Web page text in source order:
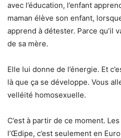
avec l’éducation, l’enfant
maman élève son enfant,
apprend à détester. Parce qu’il
de sa mère.
Elle lui donne de l’énergie. Et
là que ça se développe. Vous
velléité homosexuelle.
C’est à partir de ce moment.
l’Œdipe, c’est seulement en